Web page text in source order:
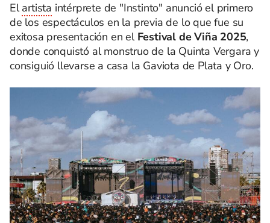
Elartista intérprete de "Instinto" anunció el primero
de los espectáculos en la previa de lo que fue su
exitosa presentación en elFestival de Viña 2025,
donde conquistó al monstruo de la Quinta Vergara y
consiguió llevarse a casa la Gaviota de Plata y Oro.